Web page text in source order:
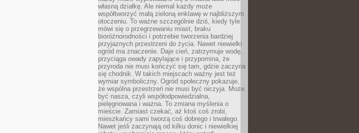
własną działkę. Ale niemal każdy może
współtworzyć małą zieloną enklawę w najbliższym
otoczeniu. To ważne szczególnie dziś, kiedy tyle
mówi się o przegrzewaniu miast, braku
bioróżnorodności i potrzebie tworzenia bardziej
przyjaznych przestrzeni do życia. Nawet niewielki
ogród ma znaczenie. Daje cień, zatrzymuje wodę,
przyciąga owady zapylające i przypomina, że
przyroda nie musi kończyć się tam, gdzie zaczyna
się chodnik. W takich miejscach ważny jest też
wymiar symboliczny. Ogród społeczny pokazuje,
że wspólna przestrzeń nie musi być niczyja. Może
być nasza, czyli współodpowiedzialna,
pielęgnowana i ważna. To zmiana myślenia o
mieście. Zamiast czekać, aż ktoś coś zrobi,
mieszkańcy sami tworzą coś dobrego i trwałego.
Nawet jeśli zaczynają od kilku donic i niewielkiej